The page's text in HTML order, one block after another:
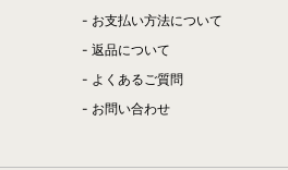
お支払い方法について
返品について
よくあるご質問
お問い合わせ